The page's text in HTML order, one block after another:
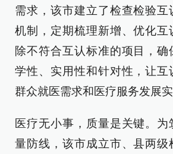
需求，该市建立了检查检验互
机制，定期梳理新增、优化互
除不符合互认标准的项目，
学性、实用性和针对性，让互
群众就医需求和医疗服务发展实
医疗无小事，质量是关键。
量防线，该市成立市、县两级